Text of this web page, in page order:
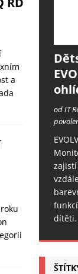
a
od IT
dítěti.